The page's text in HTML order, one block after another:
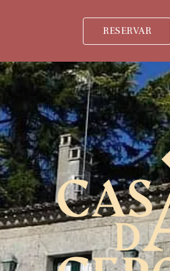
RESERVAR